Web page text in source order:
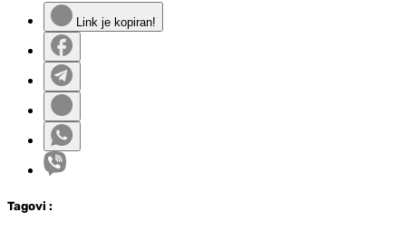
Link je kopiran!
Tagovi :